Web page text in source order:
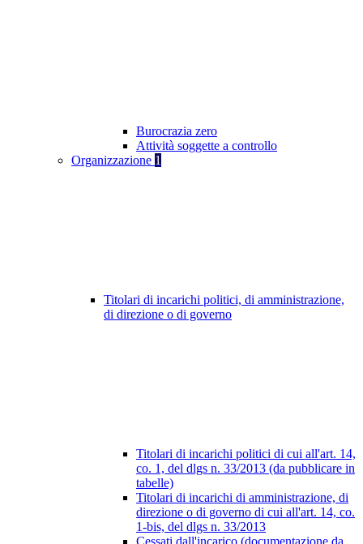
Burocrazia zero
Attività soggette a controllo
Organizzazione 1
Titolari di incarichi politici, di amministrazione,
di direzione o di governo
Titolari di incarichi politici di cui all'art. 14,
co. 1, del dlgs n. 33/2013 (da pubblicare in
tabelle)
Titolari di incarichi di amministrazione, di
direzione o di governo di cui all'art. 14, co.
1-bis, del dlgs n. 33/2013